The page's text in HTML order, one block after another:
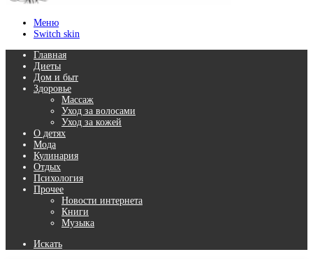
Меню
Switch skin
Главная
Диеты
Дом и быт
Здоровье
Массаж
Уход за волосами
Уход за кожей
О детях
Мода
Кулинария
Отдых
Психология
Прочее
Новости интернета
Книги
Музыка
Искать